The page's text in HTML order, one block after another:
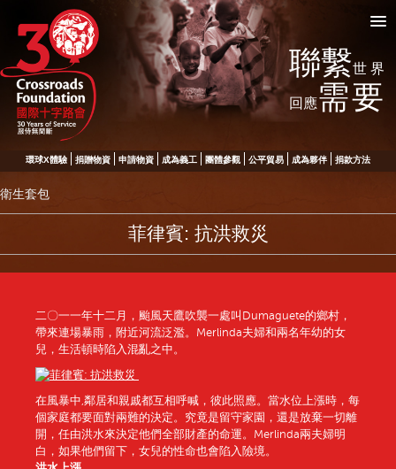
聯繫世界
回應需要
環球X體驗 捐贈物資 申請物資 成為義工 團體參觀 公平貿易 成為夥伴 捐款方法
衛生套包
菲律賓: 抗洪救災
二〇一一年十二月，颱風天鷹吹襲一處叫Dumaguete的鄉村，
帶來連場暴雨，附近河流泛濫。Merlinda夫婦和兩名年幼的女
兒，生活頓時陷入混亂之中。
在風暴中,鄰居和親戚都互相呼喊，彼此照應。當水位上漲時，每
個家庭都要面對兩難的決定。究竟是留守家園，還是放棄一切離
開，任由洪水來決定他們全部財產的命運。Merlinda兩夫婦明
白，如果他們留下，女兒的性命也會陷入險境。